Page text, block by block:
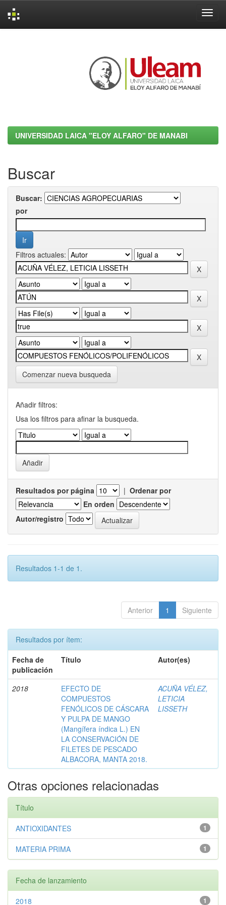
UNIVERSIDAD LAICA "ELOY ALFARO" DE MANABI
Buscar
Buscar:
por
Filtros actuales:
Comenzar nueva busqueda
Añadir filtros:
Usa los filtros para afinar la busqueda.
Resultados por página | Ordenar por
En orden
Autor/registro
Resultados 1-1 de 1.
Anterior 1 Siguiente
Resultados por ítem:
Fecha de
publicación
Título Autor(es)
2018
EFECTO DE
COMPUESTOS
FENÓLICOS DE CÁSCARA
Y PULPA DE MANGO
(Mangífera índica L.) EN
LA CONSERVACIÓN DE
FILETES DE PESCADO
ALBACORA, MANTA 2018.
ACUÑA VÉLEZ,
LETICIA
LISSETH
Otras opciones relacionadas
Título
1
ANTIOXIDANTES
1
MATERIA PRIMA
Fecha de lanzamiento
1
2018